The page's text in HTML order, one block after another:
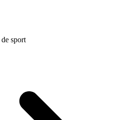
de sport